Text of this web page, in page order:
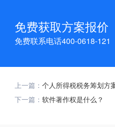
免费获取方案报价
免费联系电话400-0618-121
上一篇： 个人所得税税务筹划方
下一篇： 软件著作权是什么？